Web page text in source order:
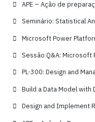
APE – Ação de
Seminário: Statistical
Microsoft Power
Sessão Q&A: Microsoft
PL-300: Design and
Build a Data Model with
Design and Implement